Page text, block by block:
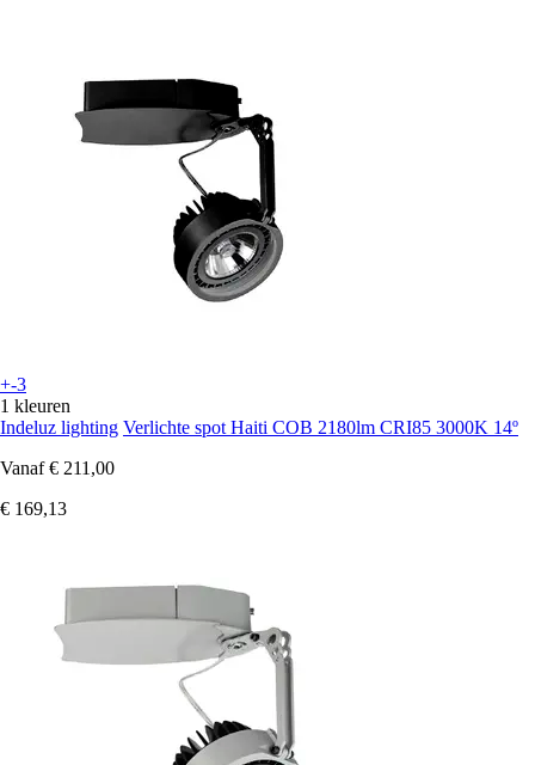
+-3
1 kleuren
Indeluz lighting Verlichte spot Haiti COB 2180lm CRI85 3000K 14º
Vanaf € 211,00
€ 169,13